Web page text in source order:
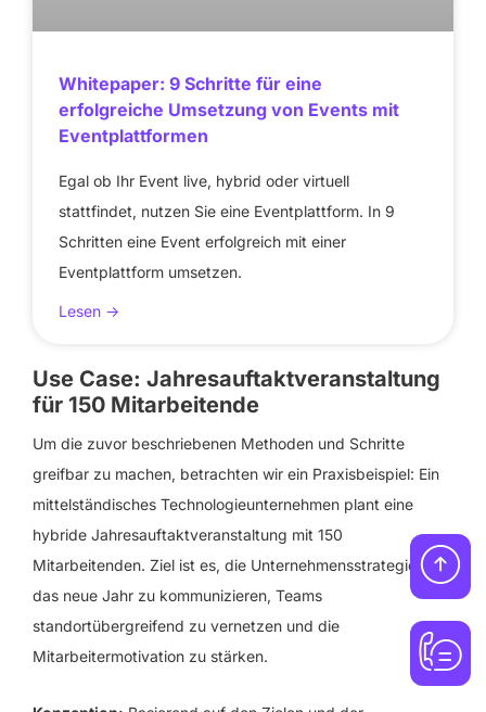
Whitepaper: 9 Schritte für eine
erfolgreiche Umsetzung von Events mit
Eventplattformen
Egal ob Ihr Event live, hybrid oder virtuell
stattfindet, nutzen Sie eine Eventplattform. In 9
Schritten eine Event erfolgreich mit einer
Eventplattform umsetzen.
Lesen ->
Use Case: Jahresauftaktveranstaltung
für 150 Mitarbeitende
Um die zuvor beschriebenen Methoden und Schritte
greifbar zu machen, betrachten wir ein Praxisbeispiel: Ein
mittelständisches Technologieunternehmen plant eine
hybride Jahresauftaktveranstaltung mit 150
Mitarbeitenden. Ziel ist es, die Unternehmensstrategie für
das neue Jahr zu kommunizieren, Teams
standortübergreifend zu vernetzen und die
Mitarbeitermotivation zu stärken.